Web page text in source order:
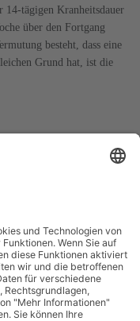
14-tägigen Kranheitsdauer
über den Fortgang
besteht, dass eine
Grund hat, ist die
Ausbildung
Bewerben
AktuellesPresse